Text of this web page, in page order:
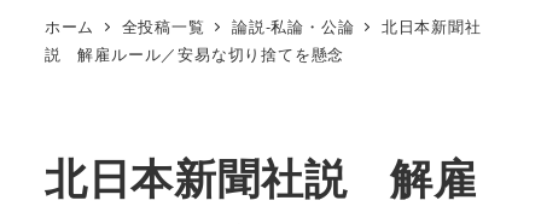
ホーム 全投稿一覧 論説-私論・公論
北日本新聞社
説 解雇ルール／安易な切り捨てを懸念
北日本新聞社説 解雇